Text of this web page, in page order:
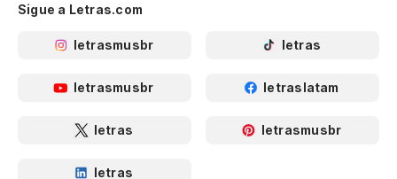
Sigue a Letras.com
letrasmusbr letras
letrasmusbr letraslatam
letras letrasmusbr
letras